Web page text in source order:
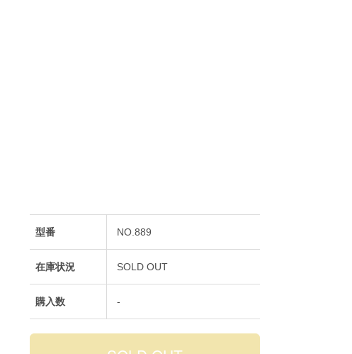
型番 NO.889
在庫状況 SOLD OUT
購入数 -